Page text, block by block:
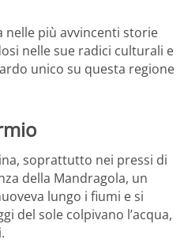
più avvincenti storie
nelle sue radici culturali e
unico su questa regione
soprattutto nei pressi di
della Mandragola, un
lungo i fiumi e si
del sole colpivano l’acqua,